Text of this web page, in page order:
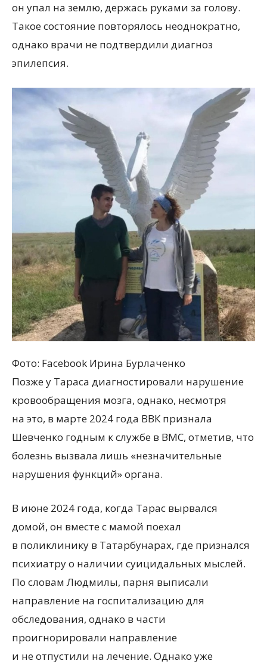
он упал на землю, держась руками за голову.
Такое состояние повторялось неоднократно,
однако врачи не подтвердили диагноз
эпилепсия.
Фото: Facebook Ирина Бурлаченко
Позже у Тараса диагностировали нарушение
кровообращения мозга, однако, несмотря
на это, в марте 2024 года ВВК признала
Шевченко годным к службе в ВМС, отметив, что
болезнь вызвала лишь «незначительные
нарушения функций» органа.
В июне 2024 года, когда Тарас вырвался
домой, он вместе с мамой поехал
в поликлинику в Татарбунарах, где признался
психиатру о наличии суицидальных мыслей.
По словам Людмилы, парня выписали
направление на госпитализацию для
обследования, однако в части
проигнорировали направление
и не отпустили на лечение. Однако уже